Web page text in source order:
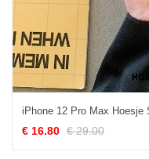
€ 16.80 € 29.00